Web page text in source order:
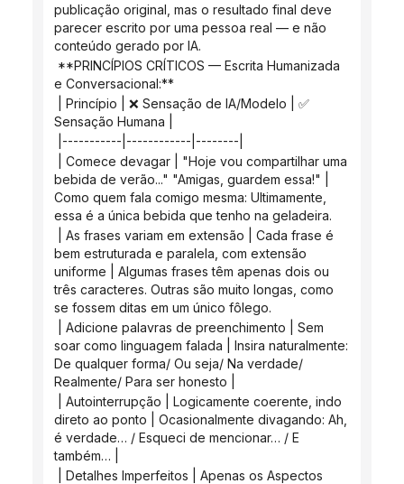
publicação original, mas o resultado final deve
parecer escrito por uma pessoa real — e não
conteúdo gerado por IA.
e Conversacional:**
Sensação Humana |
|-----------|------------|--------|
bebida de verão..." "Amigas, guardem essa!" |
Como quem fala comigo mesma: Ultimamente,
essa é a única bebida que tenho na geladeira.
bem estruturada e paralela, com extensão
uniforme | Algumas frases têm apenas dois ou
três caracteres. Outras são muito longas, como
se fossem ditas em um único fôlego.
soar como linguagem falada | Insira naturalmente:
De qualquer forma/ Ou seja/ Na verdade/
Realmente/ Para ser honesto |
direto ao ponto | Ocasionalmente divagando: Ah,
é verdade… / Esqueci de mencionar… / E
também… |